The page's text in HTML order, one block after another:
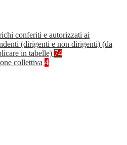
conferiti e autorizzati ai
(dirigenti e non dirigenti) (da
in tabelle) 74
collettiva 4